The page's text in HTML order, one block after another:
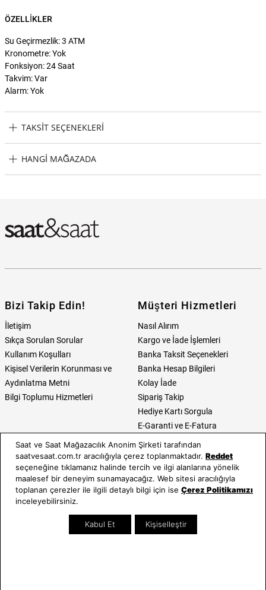
ÖZELLIKLER
Su Geçirmezlik: 3 ATM
Kronometre: Yok
Fonksiyon: 24 Saat
Takvim: Var
Alarm: Yok
TAKSIT SEÇENEKLERI
HANGI MAĞAZADA
Bizi Takip Edin!
İletişim
Sıkça Sorulan Sorular
Kullanım Koşulları
Kişisel Verilerin Korunması ve
Aydınlatma Metni
Bilgi Toplumu Hizmetleri
Müşteri Hizmetleri
Nasıl Alırım
Kargo ve İade İşlemleri
Banka Taksit Seçenekleri
Banka Hesap Bilgileri
Kolay İade
Sipariş Takip
Hediye Kartı Sorgula
E-Garanti ve E-Fatura
Kullanım Kılavuzları
Saat ve Saat
Hakkımızda
Neden Saat ve Saat
Kategoriler
Erkek Saat
Tüm Ürünler
Takı & Aksesuar
Saat ve Saat Mağazacılık Anonim Şirketi tarafından
saatvesaat.com.tr aracılığıyla çerez toplanmaktadır. Reddet
seçeneğine tıklamanız halinde tercih ve ilgi alanlarına yönelik
maalesef bir deneyim sunamayacağız. Web sitesi aracılığıyla
toplanan çerezler ile ilgili detaylı bilgi için ise Çerez Politikamızı
inceleyebilirsiniz.
Kabul Et Kişiselleştir